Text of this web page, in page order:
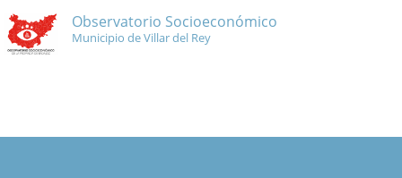
Observatorio Socioeconómico
Municipio de Villar del Rey